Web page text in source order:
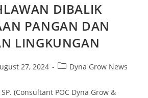
DIBALIK
PANGAN DAN
LINGKUNGAN
27, 2024 Dyna Grow News
(Consultant POC Dyna Grow &